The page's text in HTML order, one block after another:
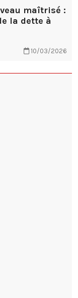
maîtrisé :
la dette à
10/03/2026